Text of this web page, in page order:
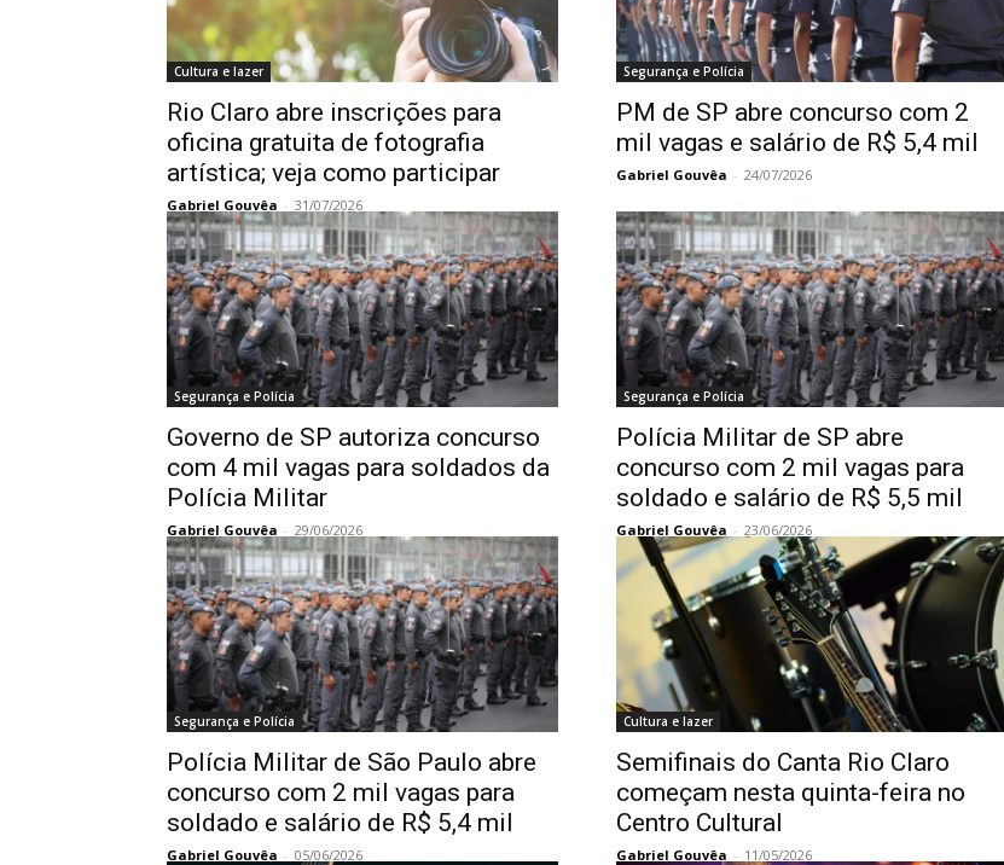
Cultura e lazer
Rio Claro abre inscrições para
oficina gratuita de fotografia
artística; veja como participar
Gabriel Gouvêa - 31/07/2026
Segurança e Polícia
PM de SP abre concurso com 2
mil vagas e salário de R$ 5,4 mil
Gabriel Gouvêa - 24/07/2026
Segurança e Polícia
Governo de SP autoriza concurso
com 4 mil vagas para soldados da
Polícia Militar
Gabriel Gouvêa - 29/06/2026
Segurança e Polícia
Polícia Militar de SP abre
concurso com 2 mil vagas para
soldado e salário de R$ 5,5 mil
Gabriel Gouvêa - 23/06/2026
Segurança e Polícia
Polícia Militar de São Paulo abre
concurso com 2 mil vagas para
soldado e salário de R$ 5,4 mil
Gabriel Gouvêa - 05/06/2026
Cultura e lazer
Semifinais do Canta Rio Claro
começam nesta quinta-feira no
Centro Cultural
Gabriel Gouvêa - 11/05/2026